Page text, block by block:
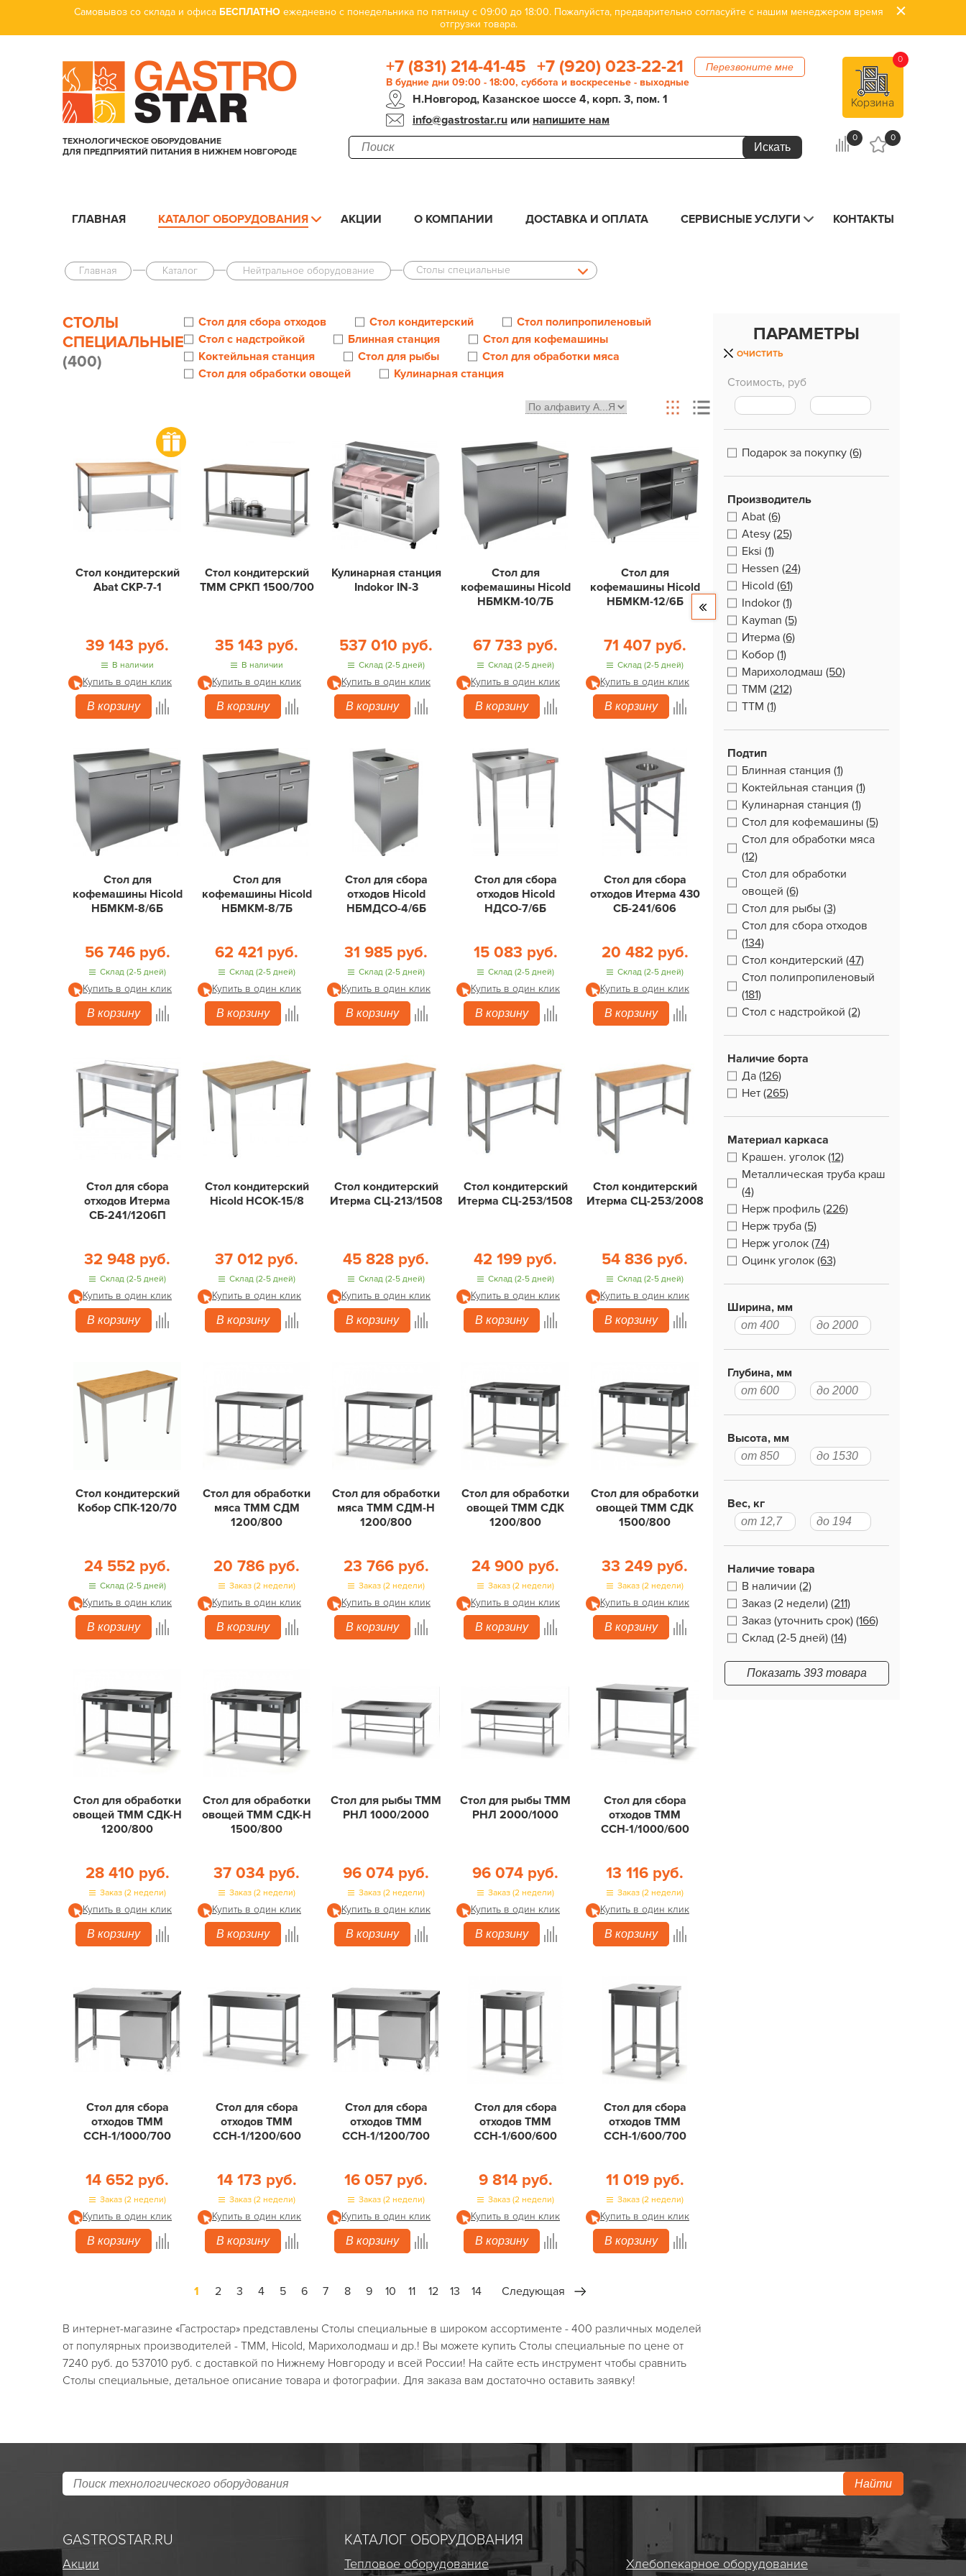
Самовывоз со склада и офиса БЕСПЛАТНО ежедневно с понедельника по пятницу с 09:00 до 18:00. Пожалуйста, предварительно согласуйте с нашим менеджером время
отгрузки товара.
ТЕХНОЛОГИЧЕСКОЕ ОБОРУДОВАНИЕ
ДЛЯ ПРЕДПРИЯТИЙ ПИТАНИЯ В НИЖНЕМ НОВГОРОДЕ
+7 (831) 214-41-45 +7 (920) 023-22-21 Перезвоните мне
В будние дни 09:00 - 18:00, суббота и воскресенье - выходные
Н.Новгород, Казанское шоссе 4, корп. 3, пом. 1
info@gastrostar.ruили напишите нам
Корзина
0
0 0
ГЛАВНАЯ КАТАЛОГ ОБОРУДОВАНИЯ АКЦИИ О КОМПАНИИ ДОСТАВКА И ОПЛАТА СЕРВИСНЫЕ УСЛУГИ КОНТАКТЫ
Главная Каталог Нейтральное оборудование Столы специальные
ПАРАМЕТРЫ
ОЧИСТИТЬ
Стоимость, руб
Подарок за покупку (6)
Производитель
Abat (6)
Atesy (25)
Eksi (1)
Hessen (24)
Hicold (61)
Indokor (1)
Kayman (5)
Итерма (6)
Кобор (1)
Марихолодмаш (50)
ТММ (212)
ТТМ (1)
Подтип
Блинная станция (1)
Коктейльная станция (1)
Кулинарная станция (1)
Стол для кофемашины (5)
Стол для обработки мяса
(12)
Стол для обработки
овощей (6)
Стол для рыбы (3)
Стол для сбора отходов
(134)
Стол кондитерский (47)
Стол полипропиленовый
(181)
Стол с надстройкой (2)
Наличие борта
Да (126)
Нет (265)
Материал каркаса
Крашен. уголок (12)
Металлическая труба краш
(4)
Нерж профиль (226)
Нерж труба (5)
Нерж уголок (74)
Оцинк уголок (63)
Ширина, мм
Глубина, мм
Высота, мм
Вес, кг
Наличие товара
В наличии (2)
Заказ (2 недели) (211)
Заказ (уточнить срок) (166)
Склад (2-5 дней) (14)
Показать 393 товара
СТОЛЫ
СПЕЦИАЛЬНЫЕ
(400)
Стол для сбора отходов Стол кондитерский
Стол полипропиленовый
Стол с надстройкой
Блинная станция
Стол для кофемашины
Коктейльная станция
Стол для рыбы
Стол для обработки мяса
Стол для обработки овощей
Кулинарная станция
Стол кондитерский
Abat СКР-7-1
39 143 руб.
В наличии
Купить в один клик
В корзину
Стол кондитерский
ТММ СРКП 1500/700
35 143 руб.
В наличии
Купить в один клик
В корзину
Кулинарная станция
Indokor IN-3
537 010 руб.
Склад (2-5 дней)
Купить в один клик
В корзину
Стол для
кофемашины Hicold
НБМКМ-10/7Б
67 733 руб.
Склад (2-5 дней)
Купить в один клик
В корзину
Стол для
кофемашины Hicold
НБМКМ-12/6Б
71 407 руб.
Склад (2-5 дней)
Купить в один клик
В корзину
Стол для
кофемашины Hicold
НБМКМ-8/6Б
56 746 руб.
Склад (2-5 дней)
Купить в один клик
В корзину
Стол для
кофемашины Hicold
НБМКМ-8/7Б
62 421 руб.
Склад (2-5 дней)
Купить в один клик
В корзину
Стол для сбора
отходов Hicold
НБМДСО-4/6Б
31 985 руб.
Склад (2-5 дней)
Купить в один клик
В корзину
Стол для сбора
отходов Hicold
НДСО-7/6Б
15 083 руб.
Склад (2-5 дней)
Купить в один клик
В корзину
Стол для сбора
отходов Итерма 430
СБ-241/606
20 482 руб.
Склад (2-5 дней)
Купить в один клик
В корзину
Стол для сбора
отходов Итерма
СБ-241/1206П
32 948 руб.
Склад (2-5 дней)
Купить в один клик
В корзину
Стол кондитерский
Hicold НСОК-15/8
37 012 руб.
Склад (2-5 дней)
Купить в один клик
В корзину
Стол кондитерский
Итерма СЦ-213/1508
45 828 руб.
Склад (2-5 дней)
Купить в один клик
В корзину
Стол кондитерский
Итерма СЦ-253/1508
42 199 руб.
Склад (2-5 дней)
Купить в один клик
В корзину
Стол кондитерский
Итерма СЦ-253/2008
54 836 руб.
Склад (2-5 дней)
Купить в один клик
В корзину
Стол кондитерский
Кобор СПК-120/70
24 552 руб.
Склад (2-5 дней)
Купить в один клик
В корзину
Стол для обработки
мяса ТММ СДМ
1200/800
20 786 руб.
Заказ (2 недели)
Купить в один клик
В корзину
Стол для обработки
мяса ТММ СДМ-Н
1200/800
23 766 руб.
Заказ (2 недели)
Купить в один клик
В корзину
Стол для обработки
овощей ТММ СДК
1200/800
24 900 руб.
Заказ (2 недели)
Купить в один клик
В корзину
Стол для обработки
овощей ТММ СДК
1500/800
33 249 руб.
Заказ (2 недели)
Купить в один клик
В корзину
Стол для обработки
овощей ТММ СДК-Н
1200/800
28 410 руб.
Заказ (2 недели)
Купить в один клик
В корзину
Стол для обработки
овощей ТММ СДК-Н
1500/800
37 034 руб.
Заказ (2 недели)
Купить в один клик
В корзину
Стол для рыбы ТММ
РНЛ 1000/2000
96 074 руб.
Заказ (2 недели)
Купить в один клик
В корзину
Стол для рыбы ТММ
РНЛ 2000/1000
96 074 руб.
Заказ (2 недели)
Купить в один клик
В корзину
Стол для сбора
отходов ТММ
ССН-1/1000/600
13 116 руб.
Заказ (2 недели)
Купить в один клик
В корзину
Стол для сбора
отходов ТММ
ССН-1/1000/700
14 652 руб.
Заказ (2 недели)
Купить в один клик
В корзину
Стол для сбора
отходов ТММ
ССН-1/1200/600
14 173 руб.
Заказ (2 недели)
Купить в один клик
В корзину
Стол для сбора
отходов ТММ
ССН-1/1200/700
16 057 руб.
Заказ (2 недели)
Купить в один клик
В корзину
Стол для сбора
отходов ТММ
ССН-1/600/600
9 814 руб.
Заказ (2 недели)
Купить в один клик
В корзину
Стол для сбора
отходов ТММ
ССН-1/600/700
11 019 руб.
Заказ (2 недели)
Купить в один клик
В корзину
1 2 3 4 5 6 7 8 9 10 11 12 13 14 Следующая
В интернет-магазине «Гастростар» представлены Столы специальные в широком ассортименте - 400 различных моделей
от популярных производителей - ТММ, Hicold, Марихолодмаш и др.! Вы можете купить Столы специальные по цене от
7240 руб. до 537010 руб. с доставкой по Нижнему Новгороду и всей России! На сайте есть инструмент чтобы сравнить
Столы специальные, детальное описание товара и фотографии. Для заказа вам достаточно оставить заявку!
Найти
GASTROSTAR.RU
Акции
КАТАЛОГ ОБОРУДОВАНИЯ
Тепловое оборудование Хлебопекарное оборудование